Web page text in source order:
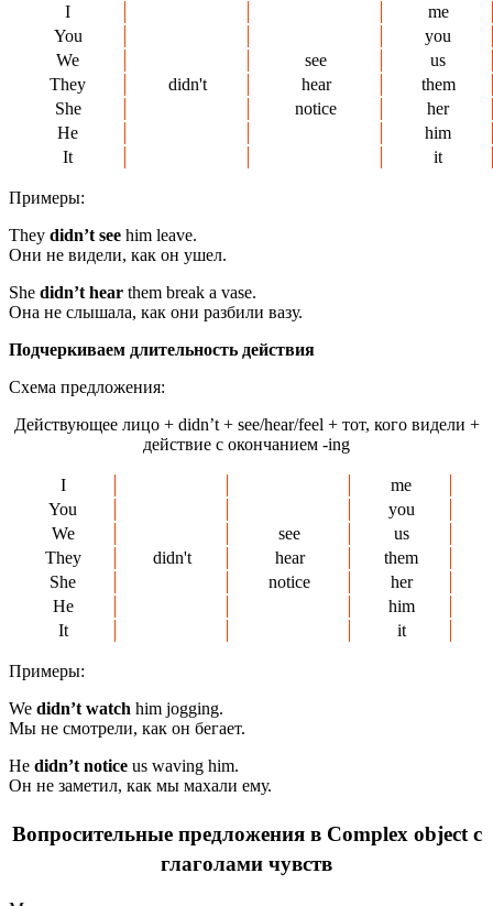
I
me
You
you
We
see
us
They
didn't hear
them
She
notice
her
He
him
It
it
Примеры:
They didn’t see him leave.
Они не видели, как он ушел.
She didn’t hear them break a vase.
Она не слышала, как они разбили вазу.
Подчеркиваем длительность действия
Схема предложения:
Действующее лицо + didn’t + see/hear/feel + тот, кого видели +
действие с окончанием -ing
I
me
You
you
We
see
us
They
didn't hear
them
She
notice
her
He
him
It
it
Примеры:
We didn’t watch him jogging.
Мы не смотрели, как он бегает.
He didn’t notice us waving him.
Он не заметил, как мы махали ему.
Вопросительные предложения в Complex object с
глаголами чувств